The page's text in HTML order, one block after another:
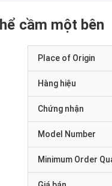
cầm một bên
Place of Origin
Hàng hiệu
Chứng nhận
Model Number
Minimum Order